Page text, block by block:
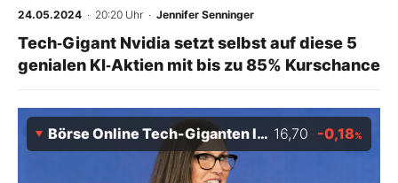
24.05.2024 · 20:20 Uhr · Jennifer Senninger
Tech‑Gigant Nvidia setzt selbst auf diese 5
genialen KI‑Aktien mit bis zu 85% Kurschance
Börse Online Tech-Giganten Index 02/29 16,70 -0,18%